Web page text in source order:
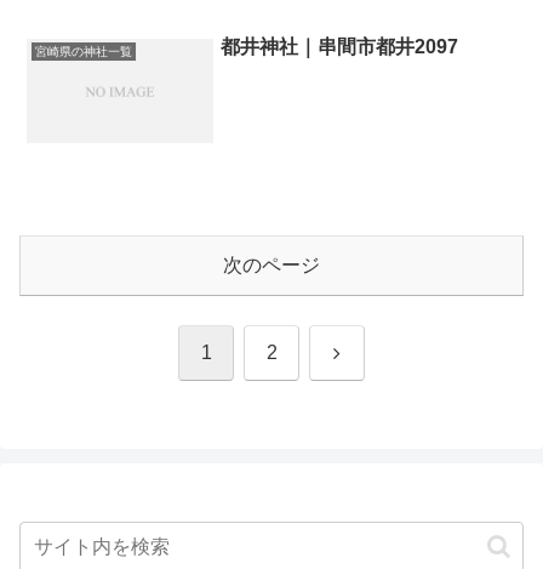
宮崎県の神社一覧 都井神社｜串間市都井2097
次のページ
1 2 次